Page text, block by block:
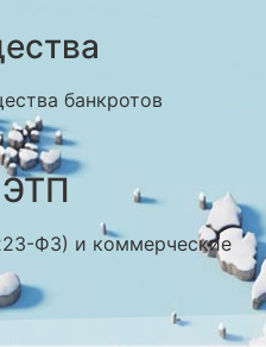
банкротов
ЭТП
ФЗ) и коммерческие